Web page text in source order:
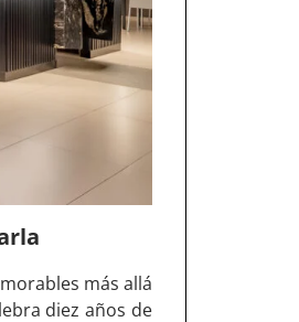
más allá
diez años de